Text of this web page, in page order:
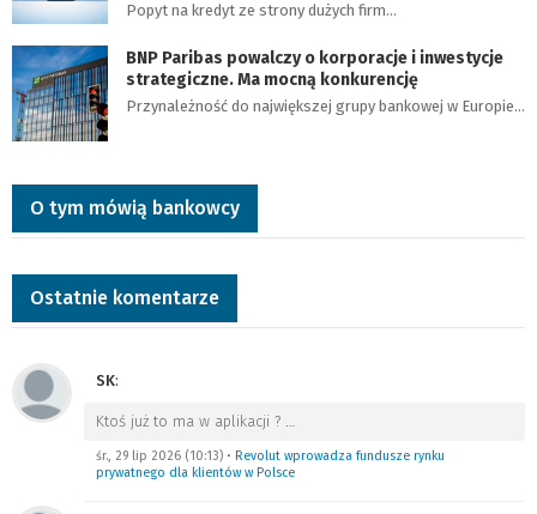
Popyt na kredyt ze strony dużych firm…
BNP Paribas powalczy o korporacje i inwestycje
strategiczne. Ma mocną konkurencję
Przynależność do największej grupy bankowej w Europie…
O tym mówią bankowcy
Ostatnie komentarze
SK:
Ktoś już to ma w aplikacji ? …
śr., 29 lip 2026 (10:13) • Revolut wprowadza fundusze rynku
prywatnego dla klientów w Polsce